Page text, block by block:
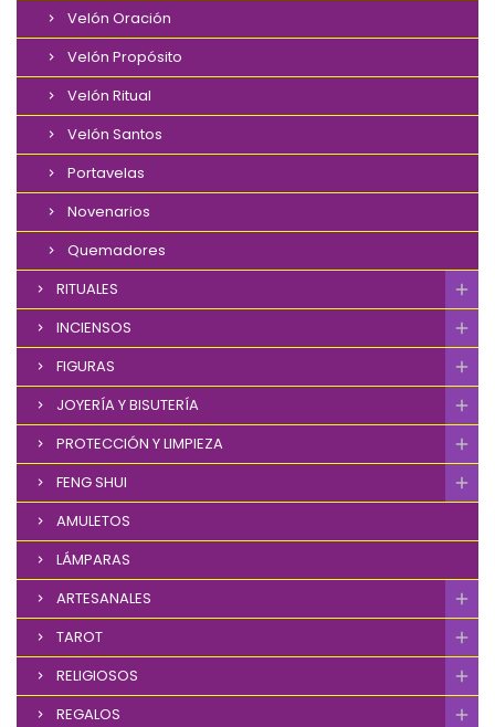
Velón Oración
Velón Propósito
Velón Ritual
Velón Santos
Portavelas
Novenarios
Quemadores
RITUALES
INCIENSOS
FIGURAS
JOYERÍA Y BISUTERÍA
PROTECCIÓN Y LIMPIEZA
FENG SHUI
AMULETOS
LÁMPARAS
ARTESANALES
TAROT
RELIGIOSOS
REGALOS